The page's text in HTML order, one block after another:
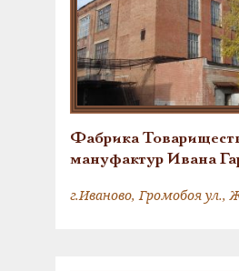
Фабрика
мануфактур Ивана